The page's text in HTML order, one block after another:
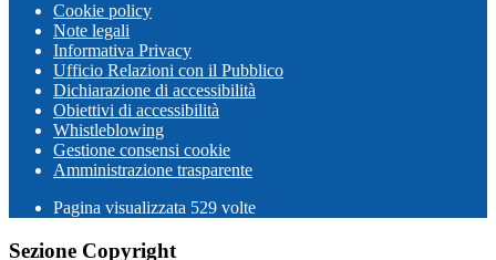
Cookie policy
Note legali
Informativa Privacy
Ufficio Relazioni con il Pubblico
Dichiarazione di accessibilità
Obiettivi di accessibilità
Whistleblowing
Gestione consensi cookie
Amministrazione trasparente
Pagina visualizzata 529 volte
Sezione Copyright